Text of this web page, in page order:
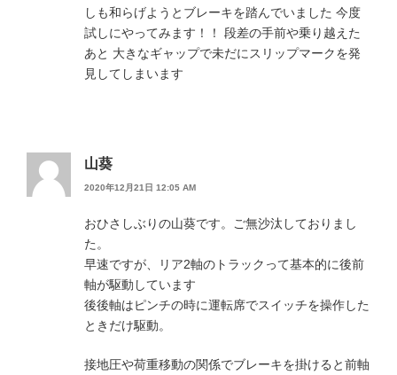
しも和らげようとブレーキを踏んでいました 今度
試しにやってみます！！ 段差の手前や乗り越えた
あと 大きなギャップで未だにスリップマークを発
見してしまいます
山葵
2020年12月21日 12:05 AM
おひさしぶりの山葵です。ご無沙汰しておりまし
た。
早速ですが、リア2軸のトラックって基本的に後前
軸が駆動しています
後後軸はピンチの時に運転席でスイッチを操作した
ときだけ駆動。
接地圧や荷重移動の関係でブレーキを掛けると前軸